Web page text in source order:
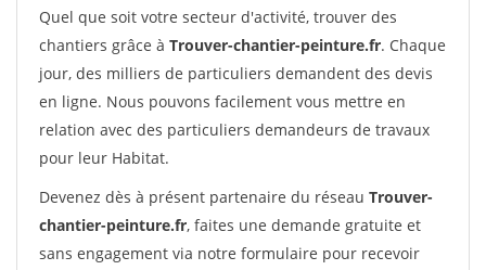
Quel que soit votre secteur d'activité, trouver des
chantiers grâce à Trouver-chantier-peinture.fr. Chaque
jour, des milliers de particuliers demandent des devis
en ligne. Nous pouvons facilement vous mettre en
relation avec des particuliers demandeurs de travaux
pour leur Habitat.
Devenez dès à présent partenaire du réseau Trouver-
chantier-peinture.fr, faites une demande gratuite et
sans engagement via notre formulaire pour recevoir